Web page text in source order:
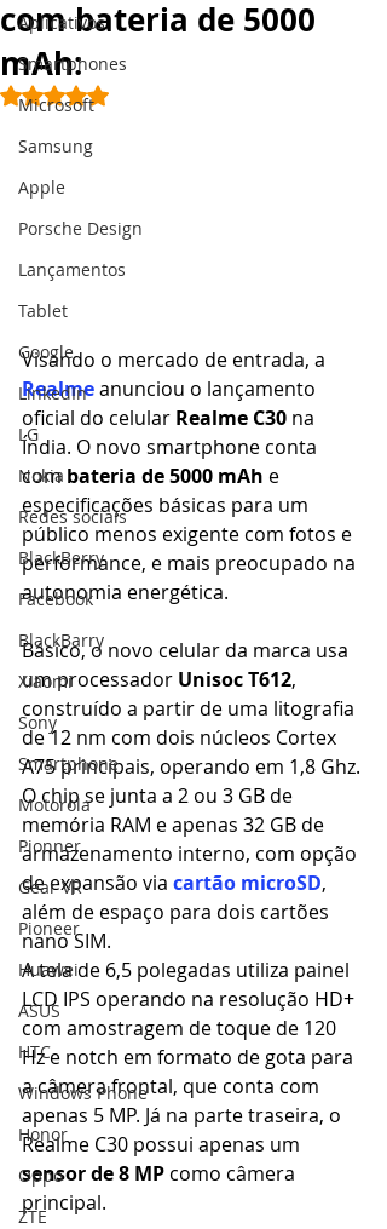
Aplicativos
Smartphones
Microsoft
Samsung
Apple
Porsche Design
Lançamentos
Tablet
Google
LinkedIn
LG
Nokia
Redes sociais
BlackBerry
Facebook
BlackBarry
Xiaomi
Sony
Smartphone
Motorola
Pionner
Gear VR
Pioneer
Huawei
ASUS
HTC
Windows Phone
Honor
Oppo
ZTE
com bateria de 5000
mAh:
Avaliado com NaN de 5 estrelas.
Visando o mercado de entrada, a
Realme anunciou o lançamento
oficial do celular Realme C30 na
Índia. O novo smartphone conta
com bateria de 5000 mAh e
especificações básicas para um
público menos exigente com fotos e
performance, e mais preocupado na
autonomia energética.
Básico, o novo celular da marca usa
um processador Unisoc T612,
construído a partir de uma litografia
de 12 nm com dois núcleos Cortex
A75 principais, operando em 1,8 Ghz.
O chip se junta a 2 ou 3 GB de
memória RAM e apenas 32 GB de
armazenamento interno, com opção
de expansão via cartão microSD,
além de espaço para dois cartões
nano SIM.
A tela de 6,5 polegadas utiliza painel
LCD IPS operando na resolução HD+
com amostragem de toque de 120
Hz e notch em formato de gota para
a câmera frontal, que conta com
apenas 5 MP. Já na parte traseira, o
Realme C30 possui apenas um
sensor de 8 MP como câmera
principal.